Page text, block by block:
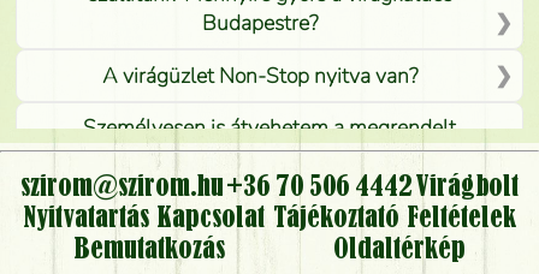
Budapestre?
A virágüzlet Non-Stop nyitva van?
Személyesen is átvehetem a megrendelt
virágcsokrot, vagy csak virágküldéssel, kiszállítással
kérhető?
Vidékre is lehet rendelni?
szirom@szirom.hu +36 70 506 4442Virágbolt
Nyitvatartás Kapcsolat Tájékoztató Feltételek
Bemutatkozás
Oldaltérkép